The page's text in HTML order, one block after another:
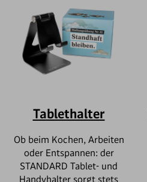
Tablethalter
Ob beim Kochen, Arbeiten
oder Entspannen: der
STANDARD Tablet- und
Handyhalter sorgt stets